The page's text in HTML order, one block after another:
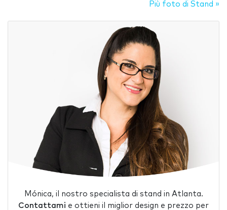
Più foto di Stand »
Mónica, il nostro specialista di stand in Atlanta.
Contattami e ottieni il miglior design e prezzo per